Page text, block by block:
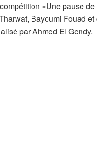
«Une pause
Bayoumi Fouad
par Ahmed El Gendy.